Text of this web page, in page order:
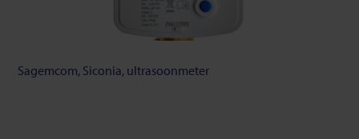
Sagemcom, Siconia, ultrasoonmeter